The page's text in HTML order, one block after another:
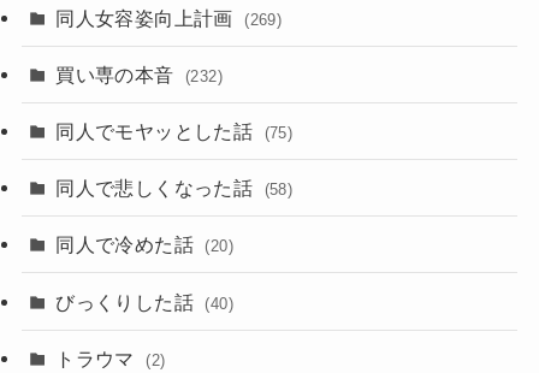
同人女容姿向上計画 (269)
買い専の本音 (232)
同人でモヤッとした話 (75)
同人で悲しくなった話 (58)
同人で冷めた話 (20)
びっくりした話 (40)
トラウマ (2)